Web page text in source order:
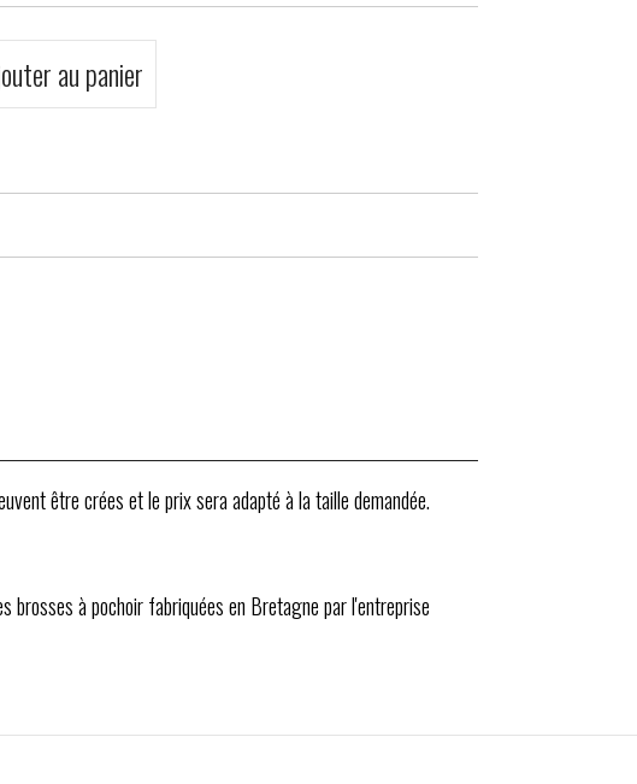
au panier
être crées et le prix sera adapté à la taille demandée.
brosses à pochoir fabriquées en Bretagne par l'entreprise